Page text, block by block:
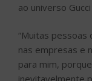
ao universo
“Muitas pessoas
nas empresas e
para mim,